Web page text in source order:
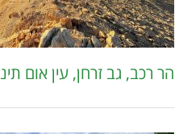
הר רכב, גב זרחן, עין אום